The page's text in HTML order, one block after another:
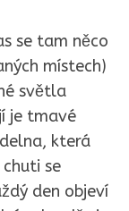
se tam něco
místech)
světla
je tmavé
která
se
den objeví